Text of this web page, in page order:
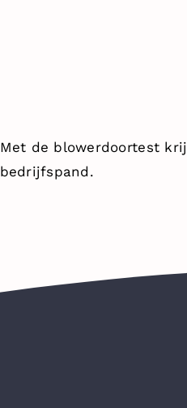
Met de blowerdoortest
bedrijfspand.